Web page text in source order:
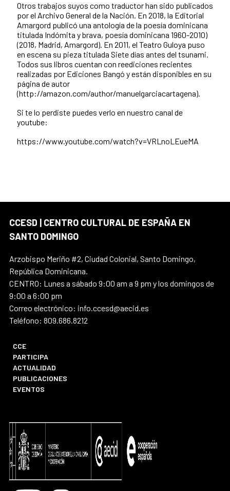
Otros trabajos suyos como traductor han sido publicados
por el Archivo General de la Nación. En 2018, la Editorial
Amargord publicó una antología de la poesía dominicana
titulada Indómita y brava, poesía dominicana 1960-2010)
(2018, Madrid, Amargord). En 2011, el Teatro Guloya puso
en escena su pieza titulada Siete días antes del tsunami.
Todos sus libros cuentan con reediciones recientes
realizadas por Ediciones Bangó y están disponibles en su
página de autor
(http://amazon.com/author/manuelgarciacartagena).
Si te lo perdiste puedes verlo en nuestro canal de
youtube:
https://www.youtube.com/watch?v=VRLnoLEueMA
CCESD | CENTRO CULTURAL DE ESPAÑA EN
SANTO DOMINGO
Arzobispo Meriño #2, Ciudad Colonial, Santo Domingo,
República Dominicana.
CENTRO: Lunes a sábado 9:00 am a 9 pm y los domingos de
9:00 a 6:00 pm
Correo electrónico: info.ccesd@aecid.es
Teléfono: 809.686.8212
CCE
PARTICIPA
ACTUALIDAD
PUBLICACIONES
EVENTOS